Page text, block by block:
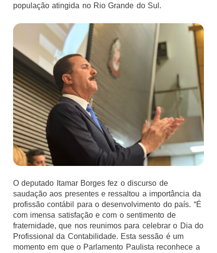
população atingida no Rio Grande do Sul.
O deputado Itamar Borges fez o discurso de
saudação aos presentes e ressaltou a importância da
profissão contábil para o desenvolvimento do país. “É
com imensa satisfação e com o sentimento de
fraternidade, que nos reunimos para celebrar o Dia do
Profissional da Contabilidade. Esta sessão é um
momento em que o Parlamento Paulista reconhece a